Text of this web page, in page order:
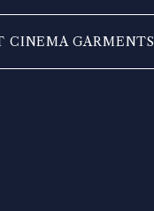
DAZE DADDY
CINEMA GARMENTS